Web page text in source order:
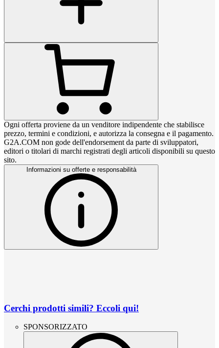
Ogni offerta proviene da un venditore indipendente che stabilisce
prezzo, termini e condizioni, e autorizza la consegna e il pagamento.
G2A.COM non gode dell'endorsement da parte di sviluppatori,
editori o titolari di marchi registrati degli articoli disponibili su questo
sito.
Informazioni su offerte e responsabilità
Cerchi prodotti simili? Eccoli qui!
SPONSORIZZATO